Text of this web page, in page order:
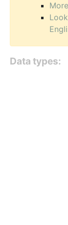
Data types: